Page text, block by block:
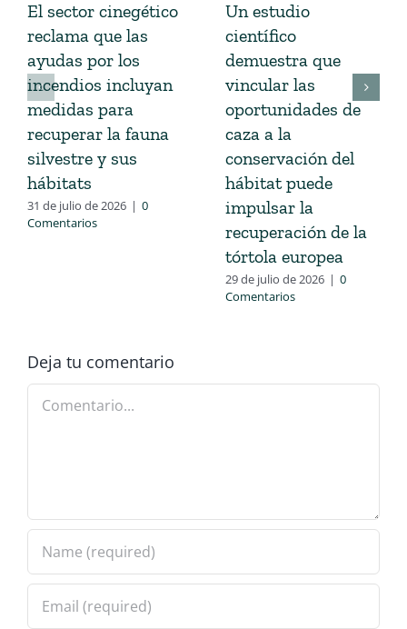
El sector cinegético
reclama que las
ayudas por los
incendios incluyan
medidas para
recuperar la fauna
silvestre y sus
hábitats
31 de julio de 2026 | 0
Comentarios
Un estudio
científico
demuestra que
vincular las
oportunidades de
caza a la
conservación del
hábitat puede
impulsar la
recuperación de la
tórtola europea
29 de julio de 2026 | 0
Comentarios
Deja tu comentario
Comentario